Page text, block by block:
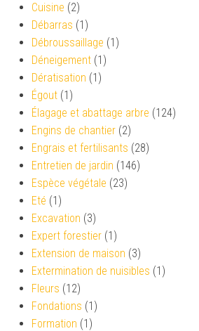
Cuisine (2)
Débarras (1)
Débroussaillage (1)
Déneigement (1)
Dératisation (1)
Égout (1)
Élagage et abattage arbre (124)
Engins de chantier (2)
Engrais et fertilisants (28)
Entretien de jardin (146)
Espèce végétale (23)
Eté (1)
Excavation (3)
Expert forestier (1)
Extension de maison (3)
Extermination de nuisibles (1)
Fleurs (12)
Fondations (1)
Formation (1)